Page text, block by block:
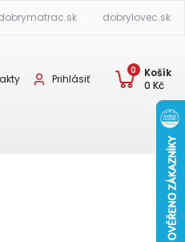
dobrylovec.sk
Prihlásiť
0
Košík
0 Kč